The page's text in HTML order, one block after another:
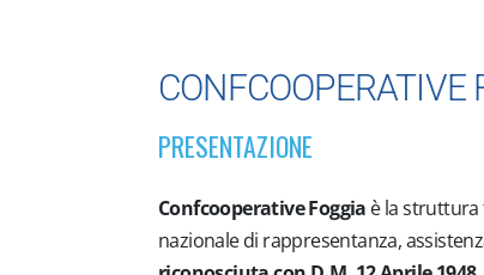
CONFCOOPERATIVE
PRESENTAZIONE
Confcooperative Foggia è la
nazionale di rappresentanza,